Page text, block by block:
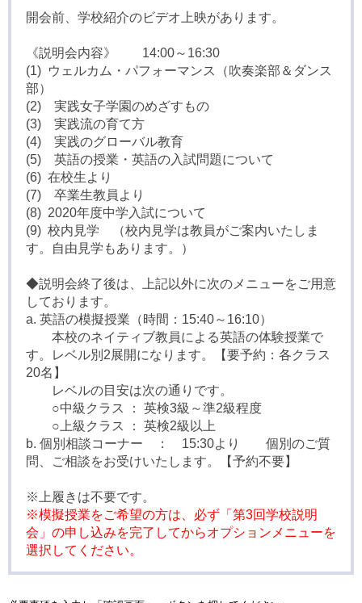
開会前、学校紹介のビデオ上映があります。
《説明会内容》 14:00～16:30
(1) ウェルカム・パフォーマンス（吹奏楽部＆ダンス
部）
(2) 実践女子学園のめざすもの
(3) 実践流の育て方
(4) 実践のグローバル教育
(5) 英語の授業・英語の入試問題について
(6) 在校生より
(7) 卒業生教員より
(8) 2020年度中学入試について
(9) 校内見学 （校内見学は教員がご案内いたしま
す。自由見学もあります。）
◆説明会終了後は、上記以外に次のメニューをご用意
しております。
a. 英語の模擬授業（時間：15:40～16:10）
本校のネイティブ教員による英語の体験授業で
す。レベル別2展開になります。【要予約：各クラス
20名】
レベルの目安は次の通りです。
○中級クラス ： 英検3級～準2級程度
○上級クラス ： 英検2級以上
b. 個別相談コーナー ： 15:30より 個別のご質
問、ご相談をお受けいたします。【予約不要】
※上履きは不要です。
※模擬授業をご希望の方は、必ず「第3回学校説明
会」の申し込みを完了してからオプションメニューを
選択してください。